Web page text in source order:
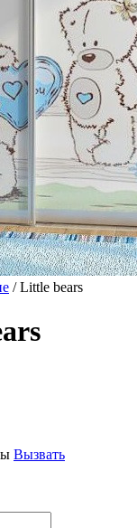
/ Little bears
Вызвать